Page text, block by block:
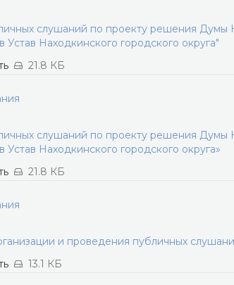
слушаний по проекту решения Думы
Находкинского городского округа"
21.8 КБ
слушаний по проекту решения Думы
Находкинского городского округа»
21.8 КБ
и проведения публичных
13.1 КБ